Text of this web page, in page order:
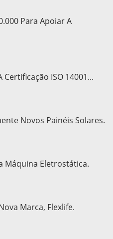
Para Apoiar A
ISO 14001...
Novos Painéis Solares.
Máquina Eletrostática.
Marca, Flexlife.